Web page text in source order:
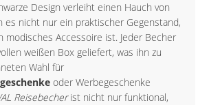
Design verleiht einen Hauch von
es nicht nur ein praktischer Gegenstand,
modisches Accessoire ist. Jeder Becher
weißen Box geliefert, was ihn zu
Wahl für
oder Werbegeschenke
Reisebecherist nicht nur funktional,